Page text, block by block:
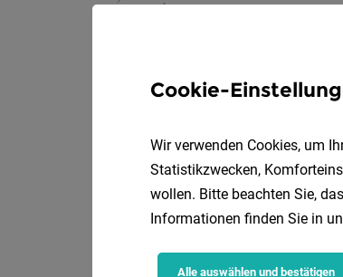
Cookie-
Wir verwenden Cookies, um
Statistikzwecken,
wollen. Bitte beachten Sie,
Informationen finden Sie in
Alle auswählen und bestätigen